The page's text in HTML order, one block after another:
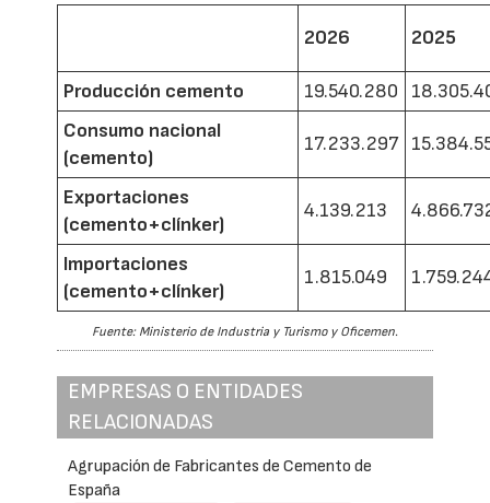
2026 2025
Producción cemento 19.540.280
Consumo nacional
(cemento)
17.233.297
Exportaciones
(cemento+clínker)
4.139.213
Importaciones
(cemento+clínker)
1.815.049
Fuente: Ministerio de Industria y Turismo y Oficemen.
EMPRESAS O ENTIDADES
RELACIONADAS
Agrupación de Fabricantes de Cemento de
España